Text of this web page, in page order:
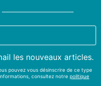
les nouveaux articles.
pouvez vous désinscrire de ce type
consultez notre politique